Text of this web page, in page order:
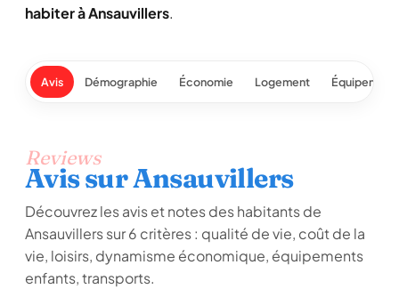
habiter à Ansauvillers.
Avis Démographie Économie Logement
Reviews
Avis sur Ansauvillers
Découvrez les avis et notes des habitants de
Ansauvillers sur 6 critères : qualité de vie, coût de la
vie, loisirs, dynamisme économique, équipements
enfants, transports.